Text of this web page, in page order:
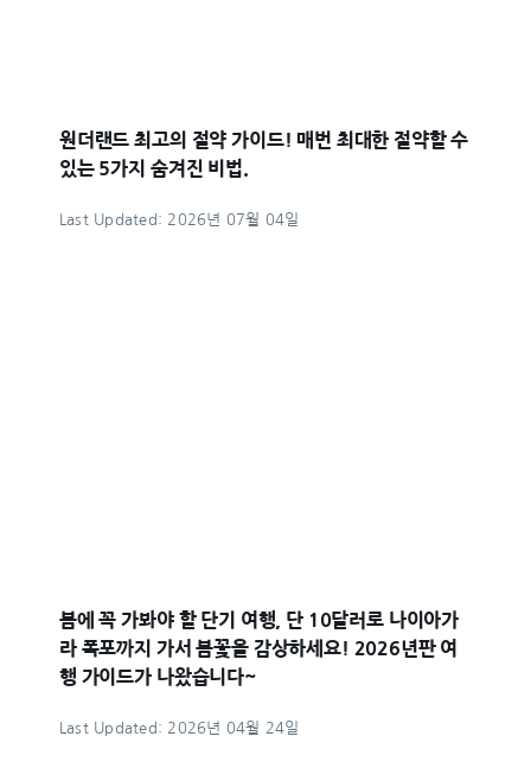
원더랜드 최고의 절약 가이드! 매번 최대한 절약할 수
있는 5가지 숨겨진 비법.
Last Updated: 2026년 07월 04일
봄에 꼭 가봐야 할 단기 여행, 단 10달러로 나이아가
라 폭포까지 가서 봄꽃을 감상하세요! 2026년판 여
행 가이드가 나왔습니다~
Last Updated: 2026년 04월 24일